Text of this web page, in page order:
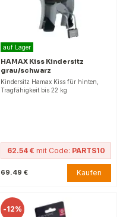
auf Lager
HAMAX Kiss Kindersitz
grau/schwarz
Kindersitz Hamax Kiss für hinten,
Tragfähigkeit bis 22 kg
62.54 € mit Code: PARTS10
69.49 € Kaufen
-12%